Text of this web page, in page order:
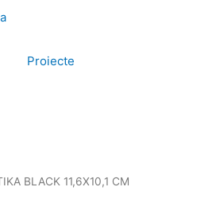
Proiecte
BLACK 11,6X10,1 CM